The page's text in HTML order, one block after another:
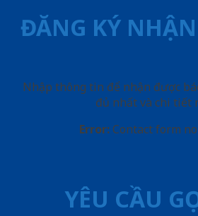
ĐĂNG KÝ
Nhập thông tin để nhận được
đủ nhất và chi tiết
Error: Contact form
YÊU CẦU